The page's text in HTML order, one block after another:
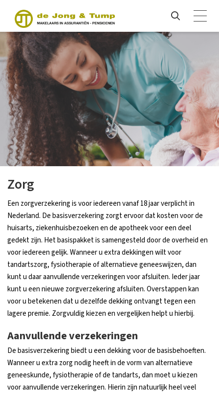
Zorg
Een zorgverzekering is voor iedereen vanaf 18 jaar verplicht in
Nederland. De basisverzekering zorgt ervoor dat kosten voor de
huisarts, ziekenhuisbezoeken en de apotheek voor een deel
gedekt zijn. Het basispakket is samengesteld door de overheid en
voor iedereen gelijk. Wanneer u extra dekkingen wilt voor
tandartszorg, fysiotherapie of alternatieve geneeswijzen, dan
kunt u daar aanvullende verzekeringen voor afsluiten. Ieder jaar
kunt u een nieuwe zorgverzekering afsluiten. Overstappen kan
voor u betekenen dat u dezelfde dekking ontvangt tegen een
lagere premie. Zorgvuldig kiezen en vergelijken helpt u hierbij.
Aanvullende verzekeringen
De basisverzekering biedt u een dekking voor de basisbehoeften.
Wanneer u extra zorg nodig heeft in de vorm van alternatieve
geneeskunde, fysiotherapie of de tandarts, dan moet u kiezen
voor aanvullende verzekeringen. Hierin zijn natuurlijk heel veel